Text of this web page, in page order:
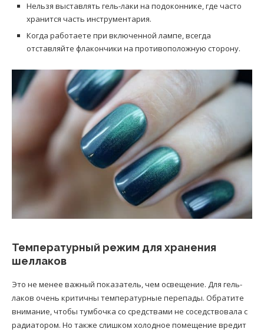
Нельзя выставлять гель-лаки на подоконнике, где часто
хранится часть инструментария.
Когда работаете при включенной лампе, всегда
отставляйте флакончики на противоположную сторону.
Температурный режим для хранения
шеллаков
Это не менее важный показатель, чем освещение. Для гель-
лаков очень критичны температурные перепады. Обратите
внимание, чтобы тумбочка со средствами не соседствовала с
радиатором. Но также слишком холодное помещение вредит